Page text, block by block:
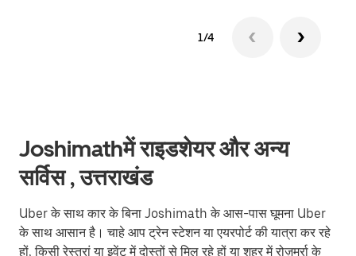
1/4
Joshimathमें राइडशेयर और अन्य
सर्विस , उत्तराखंड
Uber के साथ कार के बिना Joshimath के आस-पास घूमना Uber
के साथ आसान है। चाहे आप ट्रेन स्टेशन या एयरपोर्ट की यात्रा कर रहे
हों, किसी रेस्तरां या इवेंट में दोस्तों से मिल रहे हों या शहर में रोज़मर्रा के